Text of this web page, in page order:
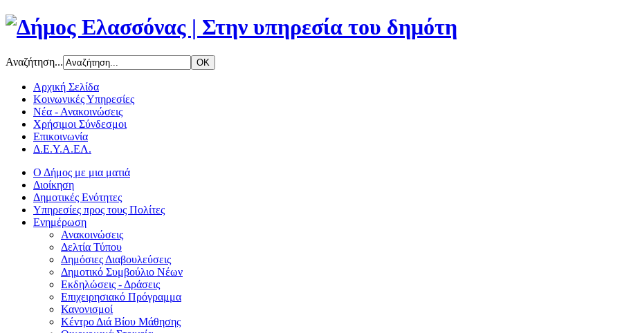
Αναζήτηση...
Αρχική Σελίδα
Κοινωνικές Υπηρεσίες
Νέα - Ανακοινώσεις
Χρήσιμοι Σύνδεσμοι
Επικοινωνία
Δ.Ε.Υ.Α.ΕΛ.
Ο Δήμος με μια ματιά
Διοίκηση
Δημοτικές Ενότητες
Υπηρεσίες προς τους Πολίτες
Ενημέρωση
Ανακοινώσεις
Δελτία Τύπου
Δημόσιες Διαβουλεύσεις
Δημοτικό Συμβούλιο Νέων
Εκδηλώσεις - Δράσεις
Επιχειρησιακό Πρόγραμμα
Κανονισμοί
Κέντρο Διά Βίου Μάθησης